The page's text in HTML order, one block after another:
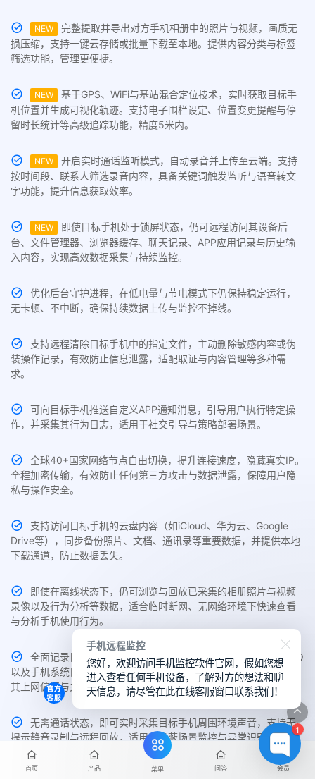
NEW
完整提取并导出对方手机相册中的照片与视频，画质无
损压缩，支持一键云存储或批量下载至本地。提供内容分类与标签
筛选功能，管理更便捷。
NEW
基于GPS、WiFi与基站混合定位技术，实时获取目标手
机位置并生成可视化轨迹。支持电子围栏设定、位置变更提醒与停
留时长统计等高级追踪功能，精度5米内。
NEW
开启实时通话监听模式，自动录音并上传至云端。支持
按时间段、联系人筛选录音内容，具备关键词触发监听与语音转文
字功能，提升信息获取效率。
NEW
即使目标手机处于锁屏状态，仍可远程访问其设备后
台、文件管理器、浏览器缓存、聊天记录、APP应用记录与历史输
入内容，实现高效数据采集与持续监控。
优化后台守护进程，在低电量与节电模式下仍保持稳定运行，
无卡顿、不中断，确保持续数据上传与监控不掉线。
支持远程清除目标手机中的指定文件，主动删除敏感内容或伪
装操作记录，有效防止信息泄露，适配取证与内容管理等多种需
求。
可向目标手机推送自定义APP通知消息，引导用户执行特定操
作，并采集其行为日志，适用于社交引导与策略部署场景。
全球40+国家网络节点自由切换，提升连接速度，隐藏真实IP。
全程加密传输，有效防止任何第三方攻击与数据泄露，保障用户隐
私与操作安全。
支持访问目标手机的云盘内容（如iCloud、华为云、Google
Drive等），同步备份照片、文档、通讯录等重要数据，并提供本地
下载通道，防止数据丢失。
即使在离线状态下，仍可浏览与回放已采集的相册照片与视频
录像以及行为分析等数据，适合临时断网、无网络环境下快速查看
与分析手机使用行为。
全面记录目标手机中Chrome、Safari、Edge、UC、夸克、QQ
以及手机系统自带的主流浏览器访问历史与搜索关键词，帮助了解
其上网偏好与关注内容。
无需通话状态，即可实时采集目标手机周围环境声音，支持无
提示静音录制与远程回放，适用于隐蔽场景监控与异常识别。
主控端支持随时切换不同品牌、不同系统设备的监控权限，如
首页 产品 菜单 问答 会员
1
手机远程监控
您好，欢迎访问手机监控软件官网，假如您想
进入查看任何手机设备，了解对方的想法和聊
天信息，请尽管在此在线客服窗口联系我们！